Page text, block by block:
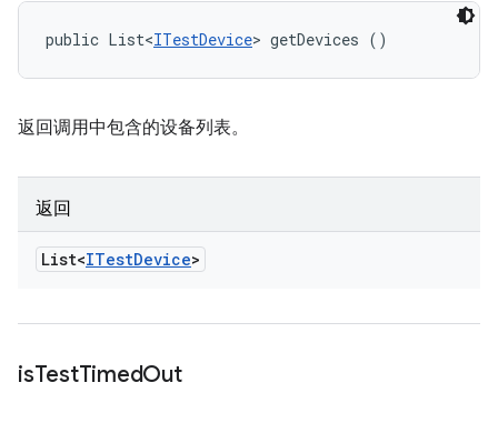
public List<ITestDevice> getDevices ()
返回调用中包含的设备列表。
返回
List<ITestDevice>
isTestTimedOut